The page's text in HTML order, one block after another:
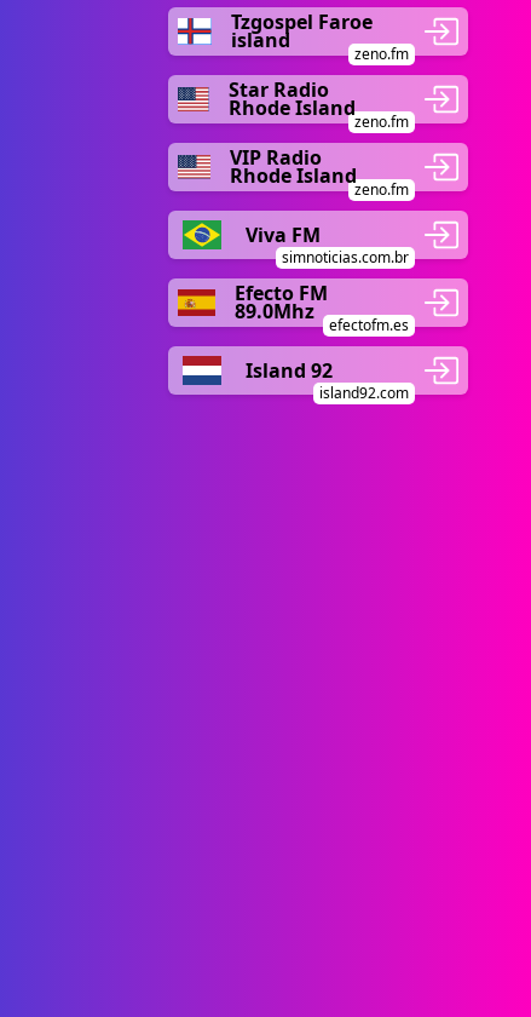
Tzgospel Faroe
island
zeno.fm
Star Radio
Rhode Island
zeno.fm
VIP Radio
Rhode Island
zeno.fm
Viva FM
simnoticias.com.br
Efecto FM
89.0Mhz
efectofm.es
Island 92
island92.com